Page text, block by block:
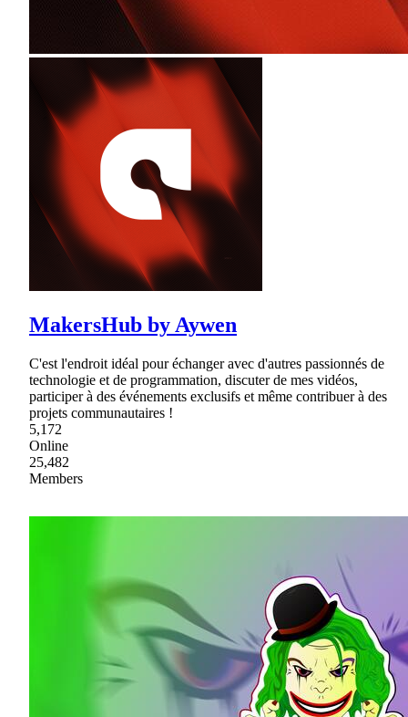
MakersHub by Aywen
C'est l'endroit idéal pour échanger avec d'autres passionnés de
technologie et de programmation, discuter de mes vidéos,
participer à des événements exclusifs et même contribuer à des
projets communautaires !
5,172
Online
25,482
Members